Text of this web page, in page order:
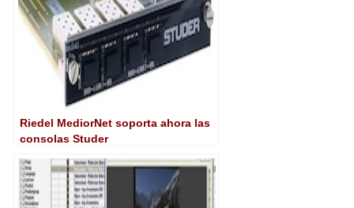
Riedel MediorNet soporta ahora las
consolas Studer